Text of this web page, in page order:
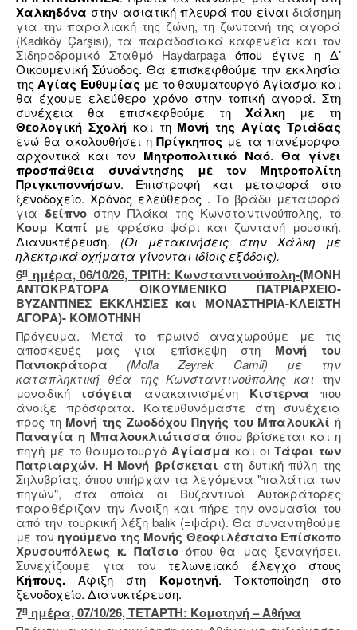
Χαλκηδόνα στην ασιατική πλευρά που είναι διάσημη
για την παραλιακή της ζώνη, τη ζωντανή της αγορά
(Kadıköy Çarşısı), τα παραδοσιακά καφενεία και τον
Σιδηροδρομικό Σταθμό Haydarpaşa όπου έγινε η Δ’
Οικουμενική Σύνοδος. Θα επισκεφθούμε την εκκλησία
τηςΑγίας Ευθυμίας με το θαυματουργό Αγίασμα και
θα έχουμε ελεύθερο χρόνο στην τοπική αγορά. Στη
συνέχεια θα επισκεφθούμε τη Χάλκη με τη
Θεολογική Σχολήκαι τη Μονή της Αγίας Τριάδας
ενώ θα ακολουθήσει ηΠρίγκηπος με τα πανέμορφα
αρχοντικά και τον Μητροπολιτικό Ναό. Θα γίνει
προσπάθεια συνάντησης με τον Μητροπολίτη
Πριγκιποννήσων. Επιστροφή και μεταφορά στο
ξενοδοχείο. Χρόνος ελεύθερος .Το βράδυ μεταφορά
για δείπνο στην Πλάκα της Κωνσταντινούπολης, το
Κουμ Καπί με φρέσκο ψάρι και ζωντανή μουσική.
Διανυκτέρευση. (Οι μετακινήσεις στην Χάλκη με
ηλεκτρικά οχήματα γίνονται ιδίοις εξόδοις).
6η ημέρα, 06/10/26, ΤΡΙΤΗ: Κωνσταντινούπολη-(ΜΟΝΗ
ΑΝΤΟΚΡΑΤΟΡΑ ΟΙΚΟΥΜΕΝΙΚΟ ΠΑΤΡΙΑΡΧΕΙΟ-
ΒΥΖΑΝΤΙΝΕΣ ΕΚΚΛΗΣΙΕΣ και ΜΟΝΑΣΤΗΡΙΑ-ΚΛΕΙΣΤΗ
ΑΓΟΡΑ)- ΚΟΜΟΤΗΝΗ
Πρόγευμα. Μετά το πρωινό αναχωρούμε με τις
αποσκευές μας για επίσκεψη στη Μονή του
Παντοκράτορα (Molla Zeyrek Camii) με την
καταπληκτική θέα της Κωνσταντινούπολης και την
μοναδική ισόγεια ανακαινισμένη Κιστερνα που
άνοιξε πρόσφατα.Κατευθυνόμαστε στη συνέχεια
προς τη Μονή της Ζωοδόχου Πηγής του Μπαλουκλί ή
Παναγία η Μπαλουκλιώτισσα όπου βρίσκεται και η
πηγή με το θαυματουργό Αγίασμα και οιΤάφοι των
Πατριαρχών. Η Μονή βρίσκεται στη δυτική πύλη της
Σηλυβρίας, όπου υπήρχαν τα λεγόμενα "παλάτια των
πηγών", στα οποία οι Βυζαντινοί Αυτοκράτορες
παραθέριζαν την Άνοιξη και πήρε την ονομασία του
από την τουρκική λέξη balık (=ψάρι). Θα συναντηθούμε
με τον ηγούμενο της Μονής Θεοφιλέστατο Επίσκοπο
Χρυσουπόλεως κ. Παΐσιοόπου θα μας ξεναγήσει.
Συνεχίζουμε για τον τελωνειακό έλεγχο στους
Κήπους. Άφιξη στη Κομοτηνή. Τακτοποίηση στο
ξενοδοχείο. Διανυκτέρευση.
7η ημέρα, 07/10/26, ΤΕΤΑΡΤΗ: Κομοτηνή – Αθήνα